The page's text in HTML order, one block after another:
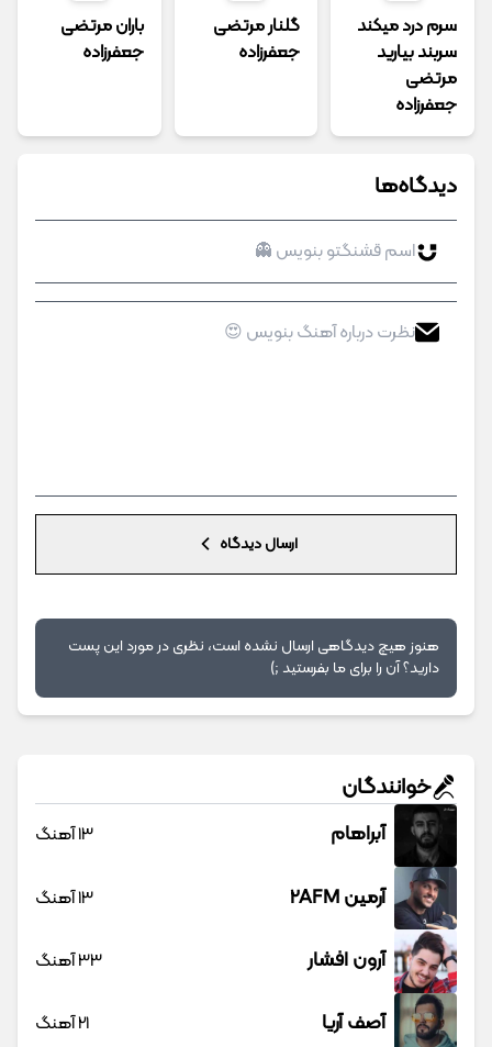
سرم درد میکند
سربند بیارید
مرتضی
جعفرزاده
گلنار مرتضی
جعفرزاده
باران مرتضی
جعفرزاده
دیدگاه‌ها
ارسال دیدگاه
هنوز هیچ دیدگاهی ارسال نشده است، نظری در مورد این پست
دارید؟ آن را برای ما بفرستید ;)
خوانندگان
آبراهام 13 آهنگ
آرمین 2AFM 13 آهنگ
آرون افشار 33 آهنگ
آصف آریا 21 آهنگ